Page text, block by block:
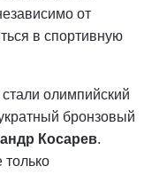
от
в спортивную
олимпийский
бронзовый
Косарев.